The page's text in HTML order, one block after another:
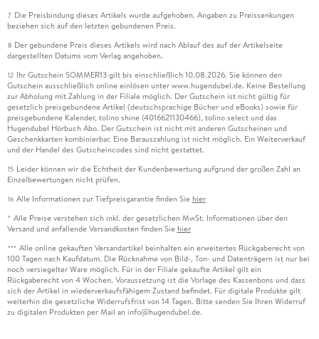
7 Die Preisbindung dieses Artikels wurde aufgehoben. Angaben zu Preissenkungen
beziehen sich auf den letzten gebundenen Preis.
8 Der gebundene Preis dieses Artikels wird nach Ablauf des auf der Artikelseite
dargestellten Datums vom Verlag angehoben.
12 Ihr Gutschein SOMMER13 gilt bis einschließlich 10.08.2026. Sie können den
Gutschein ausschließlich online einlösen unter www.hugendubel.de. Keine Bestellung
zur Abholung mit Zahlung in der Filiale möglich. Der Gutschein ist nicht gültig für
gesetzlich preisgebundene Artikel (deutschsprachige Bücher und eBooks) sowie für
preisgebundene Kalender, tolino shine (4016621130466), tolino select und das
Hugendubel Hörbuch Abo. Der Gutschein ist nicht mit anderen Gutscheinen und
Geschenkkarten kombinierbar. Eine Barauszahlung ist nicht möglich. Ein Weiterverkauf
und der Handel des Gutscheincodes sind nicht gestattet.
15 Leider können wir die Echtheit der Kundenbewertung aufgrund der großen Zahl an
Einzelbewertungen nicht prüfen.
16 Alle Informationen zur Tiefpreisgarantie finden Sie hier
* Alle Preise verstehen sich inkl. der gesetzlichen MwSt. Informationen über den
Versand und anfallende Versandkosten finden Sie hier
*** Alle online gekauften Versandartikel beinhalten ein erweitertes Rückgaberecht von
100 Tagen nach Kaufdatum. Die Rücknahme von Bild-, Ton- und Datenträgern ist nur bei
noch versiegelter Ware möglich. Für in der Filiale gekaufte Artikel gilt ein
Rückgaberecht von 4 Wochen. Voraussetzung ist die Vorlage des Kassenbons und dass
sich der Artikel in wiederverkaufsfähigem Zustand befindet. Für digitale Produkte gilt
weiterhin die gesetzliche Widerrufsfrist von 14 Tagen. Bitte senden Sie Ihren Widerruf
zu digitalen Produkten per Mail an info@hugendubel.de.